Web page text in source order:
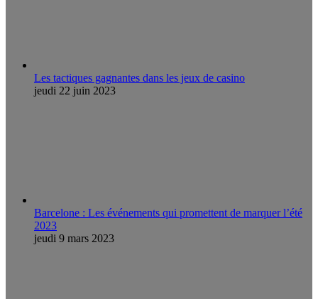
Les tactiques gagnantes dans les jeux de casino
jeudi 22 juin 2023
Barcelone : Les événements qui promettent de marquer l’été
2023
jeudi 9 mars 2023